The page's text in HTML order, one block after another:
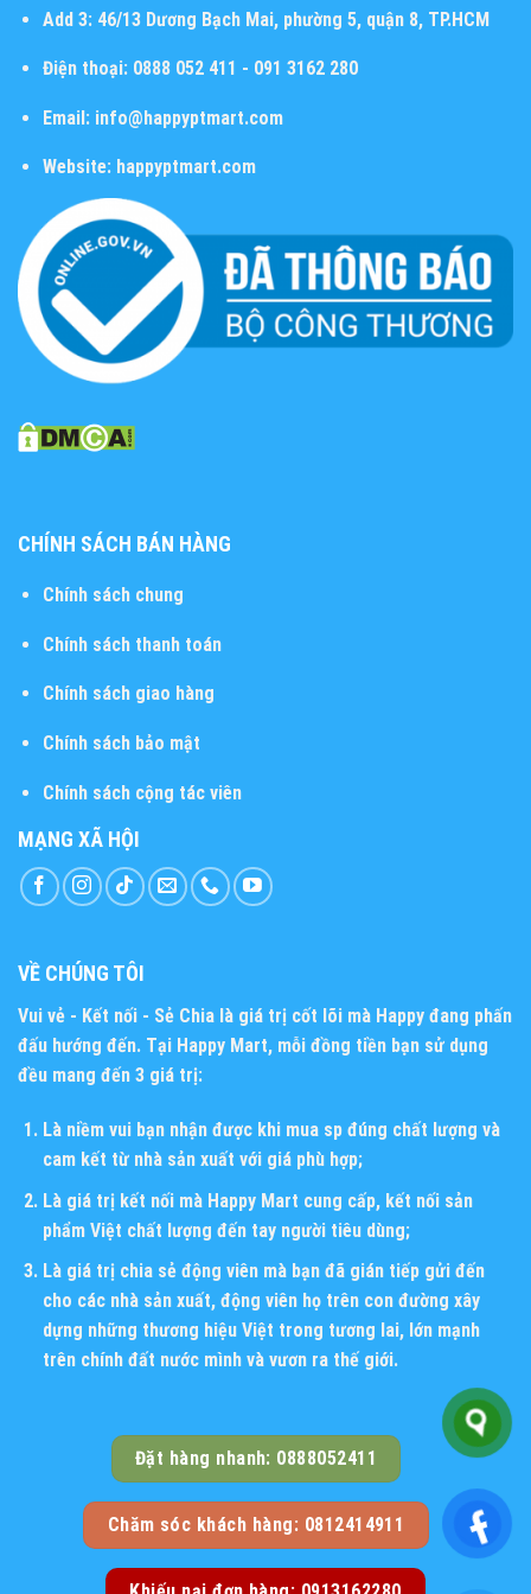
Add 3:46/13 Dương Bạch Mai, phường 5, quận 8, TP.HCM
Điện thoại:0888 052 411 - 091 3162 280
Email:info@happyptmart.com
Website: happyptmart.com
CHÍNH SÁCH BÁN HÀNG
Chính sách chung
Chính sách thanh toán
Chính sách giao hàng
Chính sách bảo mật
Chính sách cộng tác viên
MẠNG XÃ HỘI
VỀ CHÚNG TÔI
Vui vẻ - Kết nối - Sẻ Chia là giá trị cốt lõi mà Happy đang phấn
đấu hướng đến. Tại Happy Mart, mỗi đồng tiền bạn sử dụng
đều mang đến 3 giá trị:
Là niềm vui bạn nhận được khi mua sp đúng chất lượng và
cam kết từ nhà sản xuất với giá phù hợp;
Là giá trị kết nối mà Happy Mart cung cấp, kết nối sản
phẩm Việt chất lượng đến tay người tiêu dùng;
Là giá trị chia sẻ động viên mà bạn đã gián tiếp gửi đến
cho các nhà sản xuất, động viên họ trên con đường xây
dựng những thương hiệu Việt trong tương lai, lớn mạnh
trên chính đất nước mình và vươn ra thế giới.
Đặt hàng nhanh: 0888052411
Chăm sóc khách hàng: 0812414911